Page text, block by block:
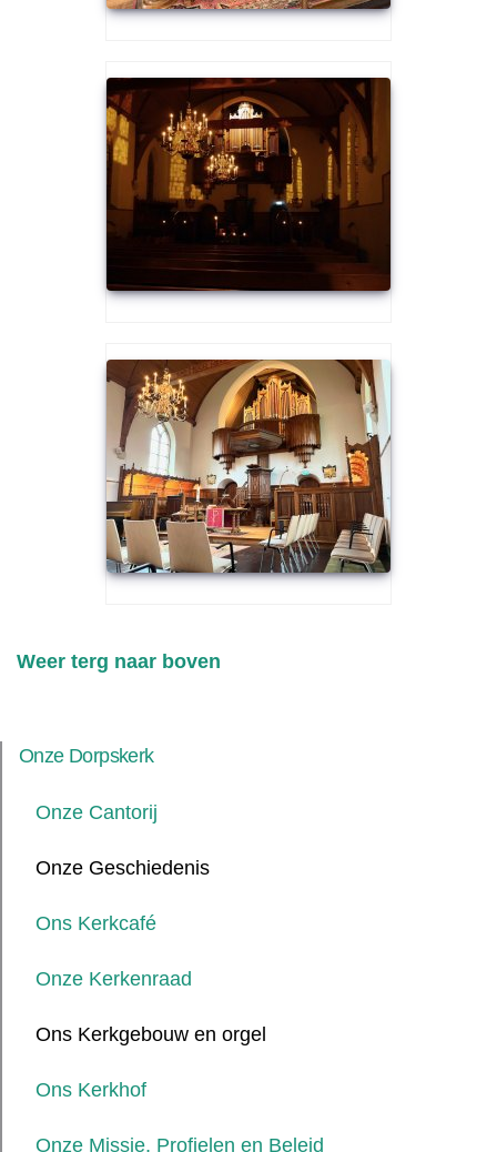
Weer terg naar boven
Onze Dorpskerk
Onze Cantorij
Onze Geschiedenis
Ons Kerkcafé
Onze Kerkenraad
Ons Kerkgebouw en orgel
Ons Kerkhof
Onze Missie, Profielen en Beleid